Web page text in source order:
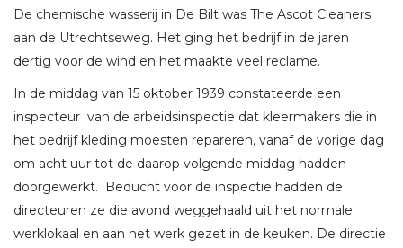
De chemische wasserij in De Bilt was The Ascot Cleaners
aan de Utrechtseweg. Het ging het bedrijf in de jaren
dertig voor de wind en het maakte veel reclame.
In de middag van 15 oktober 1939 constateerde een
inspecteur van de arbeidsinspectie dat kleermakers die in
het bedrijf kleding moesten repareren, vanaf de vorige dag
om acht uur tot de daarop volgende middag hadden
doorgewerkt. Beducht voor de inspectie hadden de
directeuren ze die avond weggehaald uit het normale
werklokaal en aan het werk gezet in de keuken. De directie